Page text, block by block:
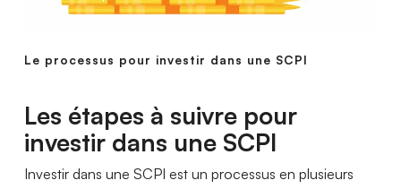
Le processus pour investir dans une SCPI
Les étapes à suivre pour
investir dans une SCPI
Investir dans une SCPI est un processus en plusieurs